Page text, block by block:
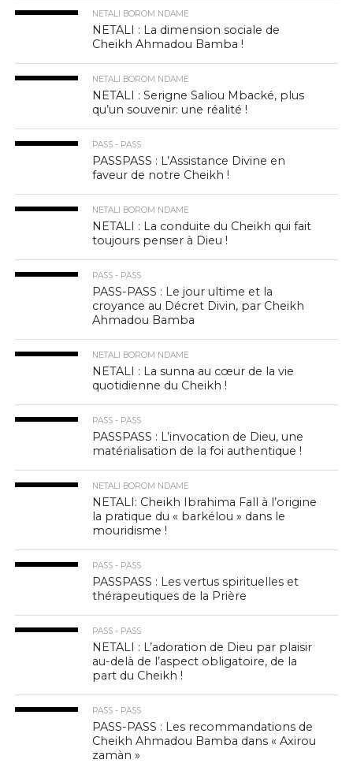
NETALI BOROM NDAME
NETALI : La dimension sociale de
Cheikh Ahmadou Bamba !
NETALI BOROM NDAME
NETALI : Serigne Saliou Mbacké, plus
qu’un souvenir: une réalité !
PASS - PASS
PASSPASS : L’Assistance Divine en
faveur de notre Cheikh !
NETALI BOROM NDAME
NETALI : La conduite du Cheikh qui fait
toujours penser à Dieu !
PASS - PASS
PASS-PASS : Le jour ultime et la
croyance au Décret Divin, par Cheikh
Ahmadou Bamba
NETALI BOROM NDAME
NETALI : La sunna au cœur de la vie
quotidienne du Cheikh !
PASS - PASS
PASSPASS : L’invocation de Dieu, une
matérialisation de la foi authentique !
NETALI BOROM NDAME
NETALI: Cheikh Ibrahima Fall à l’origine
la pratique du « barkélou » dans le
mouridisme !
PASS - PASS
PASSPASS : Les vertus spirituelles et
thérapeutiques de la Prière
PASS - PASS
NETALI : L’adoration de Dieu par plaisir
au-delà de l’aspect obligatoire, de la
part du Cheikh !
PASS - PASS
PASS-PASS : Les recommandations de
Cheikh Ahmadou Bamba dans « Axirou
zamàn »